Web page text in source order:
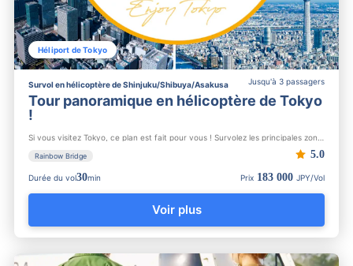
Héliport de Tokyo
Jusqu'à 3 passagers
Survol en hélicoptère de Shinjuku/Shibuya/Asakusa
Tour panoramique en hélicoptère de Tokyo
!
Rainbow Bridge 5.0
Durée du vol30min Prix 183 000 JPY/Vol
Voir plus